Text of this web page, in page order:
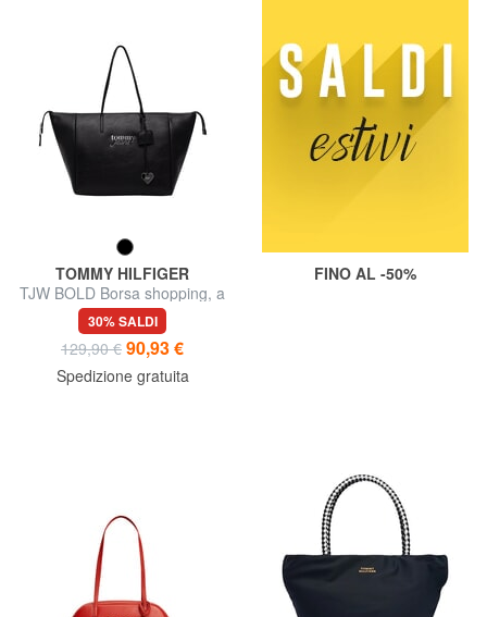
TOMMY HILFIGER
TJW BOLD Borsa shopping, a
spalla
30% SALDI
129,90 € 90,93 €
Spedizione gratuita
FINO AL -50%